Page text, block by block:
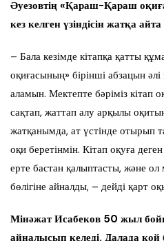
Әуезовтің «Қараш-Қараш
кез келген үзіндісін жатқа
– Бала кезімде кітапқа қатты
оқиғасының» бірінші абзацын
аламын. Мектепте бәріміз кітап
сақтап, жаттап алу арқылы
жатқанымда, ат үстінде отырып
оқи беретінмін. Кітап оқуға
ерте бастан қалыптасты, және
бөлігіне айналды, – дейді қарт
Мінәжат Исабеков 50 жыл
айналысып келеді. Далада қой